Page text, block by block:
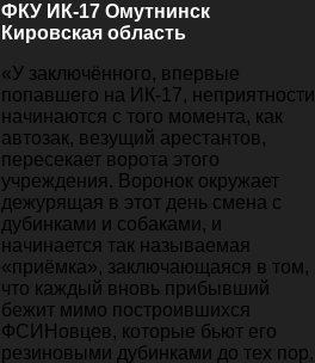
ФКУ ИК-17 Омутнинск
Кировская область
«У заключённого, впервые
попавшего на ИК-17, неприятности
начинаются с того момента, как
автозак, везущий арестантов,
пересекает ворота этого
учреждения. Воронок окружает
дежурящая в этот день смена с
дубинками и собаками, и
начинается так называемая
«приёмка», заключающаяся в том,
что каждый вновь прибывший
бежит мимо построившихся
ФСИНовцев, которые бьют его
резиновыми дубинками до тех пор,